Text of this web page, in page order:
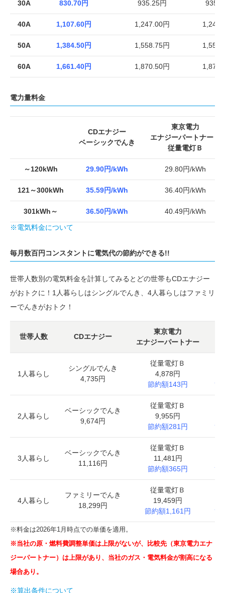
30A 830.70円 935.25円
40A 1,107.60円 1,247.00円
50A 1,384.50円 1,558.75円
60A 1,661.40円 1,870.50円
電力量料金
CDエナジー
ベーシックでんき
東京電力
エナジーパートナー
従量電灯Ｂ
～120kWh 29.90円/kWh 29.80円/kWh
121～300kWh 35.59円/kWh 36.40円/kWh
301kWh～ 36.50円/kWh
40.49円/kWh
※電気料金について
毎月数百円コンスタントに電気代の節約ができる!!
世帯人数別の電気料金を計算してみるとどの世帯もCDエナジー
がおトクに！1人暮らしはシングルでんき、4人暮らしはファミリ
ーでんきがおトク！
世帯人数 CDエナジー
東京電力
エナジーパートナー
1人暮らし
シングルでんき
4,735円
従量電灯Ｂ
4,878円
節約額143円
節
2人暮らし
ベーシックでんき
9,674円
従量電灯Ｂ
9,955円
節約額281円
節
3人暮らし
ベーシックでんき
11,116円
従量電灯Ｂ
11,481円
節約額365円
節
4人暮らし
ファミリーでんき
18,299円
従量電灯Ｂ
19,459円
節約額1,161円
節
※料金は2026年1月時点での単価を適用。
※当社の原・燃料費調整単価は上限がないが、比較先（東京電力エナ
ジーパートナー）は上限があり、当社のガス・電気料金が割高になる
場合あり。
※算出条件について